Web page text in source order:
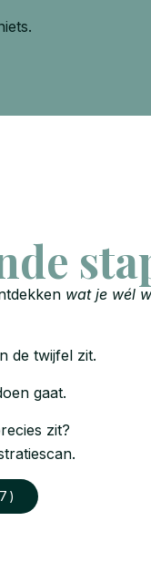
wat je wél
de twijfel zit.
gaat.
zit?